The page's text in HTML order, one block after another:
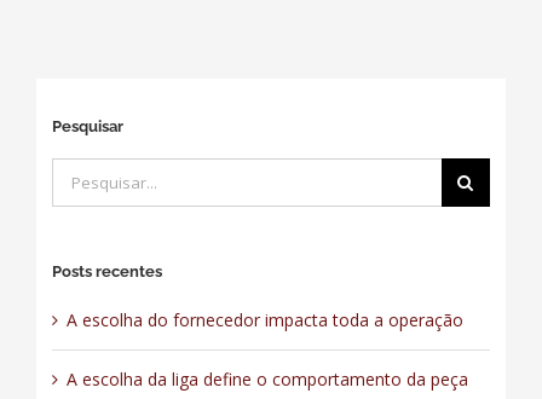
Pesquisar
Buscar
resultados
Posts recentes
A escolha do fornecedor impacta toda a operação
A escolha da liga define o comportamento da peça